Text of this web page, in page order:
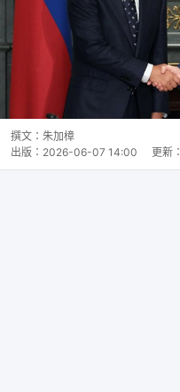
撰文： 朱加樟
出版： 2026-06-07 14:00 更新：